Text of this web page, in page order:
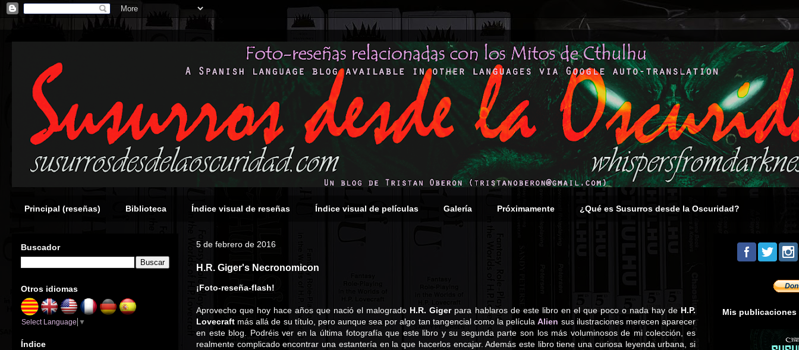
Principal (reseñas) Biblioteca Índice visual de reseñas Índice visual de películas Galería Próximamente ¿Qué es Susurros desde la Oscuridad?
5 de febrero de 2016
H.R. Giger's Necronomicon
¡Foto-reseña-flash!
Aprovecho que hoy hace años que nació el malogrado H.R. Gigerpara hablaros de este libro en el que poco o nada hay de H.P.
Lovecraft más allá de su título, pero aunque sea por algo tan tangencial como la películaAlien sus ilustraciones merecen aparecer
en este blog. Podréis ver en la última fotografía que este libro y su segunda parte son los más voluminosos de mi colección, es
realmente complicado encontrar una estantería en la que hacerlos encajar. Además este libro tiene una curiosa leyenda urbana, si
Buscador
Otros idiomas
Select Language ▼
Índice
Mis publicaciones